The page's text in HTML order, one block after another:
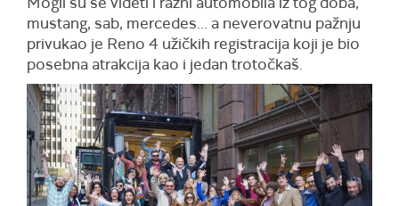
mustang, sab, mercedes... a neverovatnu pažnju
privukao je Reno 4 užičkih registracija koji je bio
posebna atrakcija kao i jedan trotočkaš.